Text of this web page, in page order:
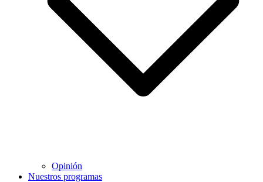
Opinión
Nuestros programas